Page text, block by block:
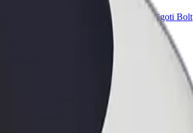
Bolt for Business
Tavam uzņēmumam pielāgoti Bolt
ceļam piemērotāko braucienu.